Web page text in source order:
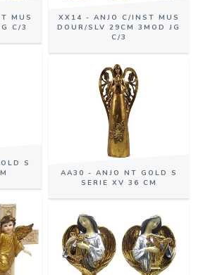
MUS
C/3
XX14 - ANJO C/INST MUS
DOUR/SLV 29CM 3MOD JG
C/3
S
AA30 - ANJO NT GOLD S
SERIE XV 36 CM